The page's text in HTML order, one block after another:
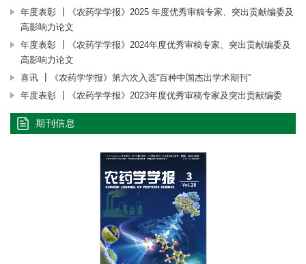
年度表彰 ┃《农药学学报》2025 年度优秀审稿专家、突出贡献编委及
高影响力论文
年度表彰 ┃《农药学学报》2024年度优秀审稿专家、突出贡献编委及
高影响力论文
喜讯 ┃《农药学学报》第六次入选“百种中国杰出学术期刊”
年度表彰 ┃《农药学学报》2023年度优秀审稿专家及突出贡献编委
期刊信息